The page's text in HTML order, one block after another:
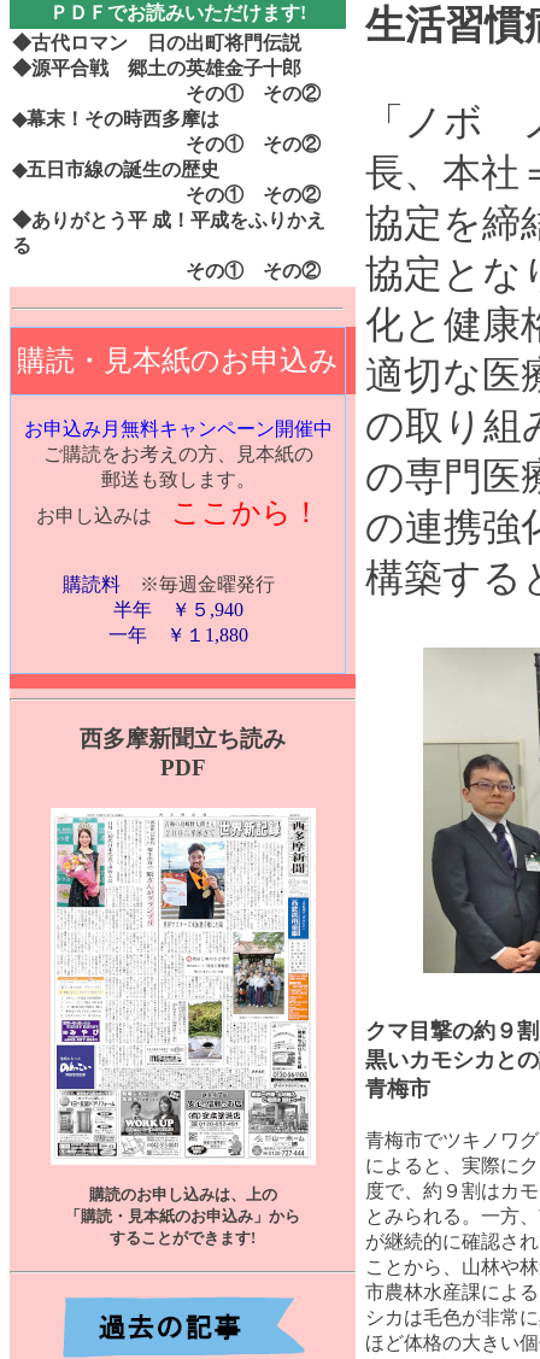
ＰＤＦでお読みいただけます!
◆古代ロマン 日の出町将門伝説
◆源平合戦 郷土の英雄金子十郎
その① その②
◆幕末！その時西多摩は
その①
その②
◆五日市線の誕生の歴史
その①
その②
◆ありがとう平 成！平成をふりかえ
る
その① その②
購読・見本紙のお申込み
お申込み月無料キャンペーン開催中
ご購読をお考えの方、見本紙の
郵送も致します。
お申し込みは
ここから！
購読料
※毎週金曜発行
半年 ￥５,940
一年 ￥１1,880
西多摩新聞立ち読み
PDF
購読のお申し込みは、上の
「購読・見本紙のお申込み」から
することができます!
生活習慣
「ノボ
長、本社
協定を締
協定とな
化と健康
適切な医
の取り組
の専門医
の連携強
構築する
クマ目撃の約９
黒いカモシカと
青梅市
青梅市でツキノワ
によると、実際に
度で、約９割はカ
とみられる。一方
が継続的に確認さ
ことから、山林や
市農林水産課によ
シカは毛色が非常
ほど体格の大きい